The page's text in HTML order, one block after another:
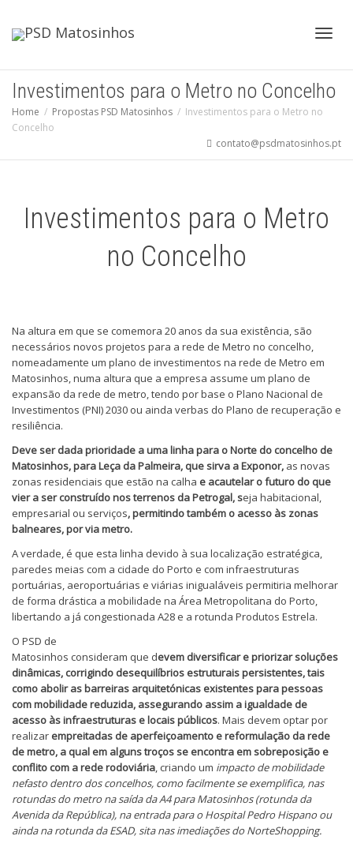
Investimentos para o Metro no Concelho
Home Propostas PSD Matosinhos
Investimentos para o Metro no
Concelho
contato@psdmatosinhos.pt
Investimentos para o Metro
no Concelho
Na altura em que se comemora 20 anos da sua existência, são
necessários novos projetos para a rede de Metro no concelho,
nomeadamente um plano de investimentos na rede de Metro em
Matosinhos, numa altura que a empresa assume um plano de
expansão da rede de metro, tendo por base o Plano Nacional de
Investimentos (PNI) 2030 ou ainda verbas do Plano de recuperação e
resiliência.
Deve ser dada prioridade a uma linha para o Norte do concelho de
Matosinhos, para Leça da Palmeira, que sirva a Exponor, as novas
zonas residenciais que estão na calha e acautelar o futuro do que
vier a ser construído nos terrenos da Petrogal, seja habitacional,
empresarial ou serviços, permitindo também o acesso às zonas
balneares, por via metro.
A verdade, é que esta linha devido à sua localização estratégica,
paredes meias com a cidade do Porto e com infraestruturas
portuárias, aeroportuárias e viárias inigualáveis permitiria melhorar
de forma drástica a mobilidade na Área Metropolitana do Porto,
libertando a já congestionada A28 e a rotunda Produtos Estrela.
O PSD de
Matosinhos consideram que devem diversificar e priorizar soluções
dinâmicas, corrigindo desequilíbrios estruturais persistentes, tais
como abolir as barreiras arquitetónicas existentes para pessoas
com mobilidade reduzida, assegurando assim a igualdade de
acesso às infraestruturas e locais públicos. Mais devem optar por
realizar empreitadas de aperfeiçoamento e reformulação da rede
de metro, a qual em alguns troços se encontra em sobreposição e
conflito com a rede rodoviária, criando um impacto de mobilidade
nefasto dentro dos concelhos, como facilmente se exemplifica, nas
rotundas do metro na saída da A4 para Matosinhos (rotunda da
Avenida da República), na entrada para o Hospital Pedro Hispano ou
ainda na rotunda da ESAD, sita nas imediações do NorteShopping.